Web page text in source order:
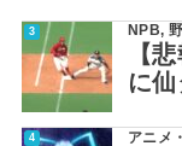
NPB,
【
に
アニメ